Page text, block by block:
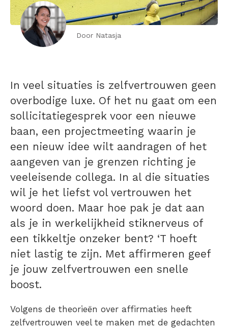
Door Natasja
In veel situaties is zelfvertrouwen geen
overbodige luxe. Of het nu gaat om een
sollicitatiegesprek voor een nieuwe
baan, een projectmeeting waarin je
een nieuw idee wilt aandragen of het
aangeven van je grenzen richting je
veeleisende collega. In al die situaties
wil je het liefst vol vertrouwen het
woord doen. Maar hoe pak je dat aan
als je in werkelijkheid stiknerveus of
een tikkeltje onzeker bent? ‘T hoeft
niet lastig te zijn. Met affirmeren geef
je jouw zelfvertrouwen een snelle
boost.
Volgens de theorieën over affirmaties heeft
zelfvertrouwen veel te maken met de gedachten